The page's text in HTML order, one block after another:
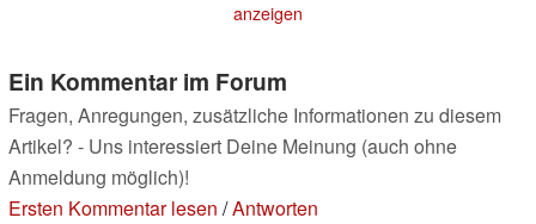
anzeigen
Ein Kommentar im Forum
Fragen, Anregungen, zusätzliche Informationen zu diesem
Artikel? - Uns interessiert Deine Meinung (auch ohne
Anmeldung möglich)!
Ersten Kommentar lesen /Antworten